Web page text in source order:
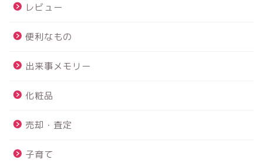
レビュー
便利なもの
出来事メモリー
化粧品
売却・査定
子育て